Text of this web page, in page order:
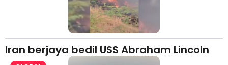
Iran berjaya bedil USS Abraham Lincoln